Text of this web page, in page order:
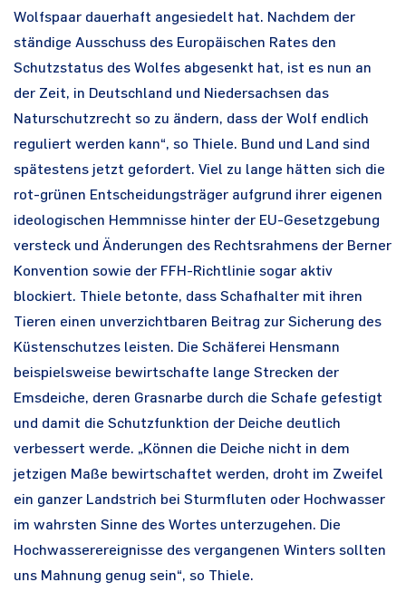
Wolfspaar dauerhaft angesiedelt hat. Nachdem der
ständige Ausschuss des Europäischen Rates den
Schutzstatus des Wolfes abgesenkt hat, ist es nun an
der Zeit, in Deutschland und Niedersachsen das
Naturschutzrecht so zu ändern, dass der Wolf endlich
reguliert werden kann“, so Thiele. Bund und Land sind
spätestens jetzt gefordert. Viel zu lange hätten sich die
rot-grünen Entscheidungsträger aufgrund ihrer eigenen
ideologischen Hemmnisse hinter der EU-Gesetzgebung
versteck und Änderungen des Rechtsrahmens der Berner
Konvention sowie der FFH-Richtlinie sogar aktiv
blockiert. Thiele betonte, dass Schafhalter mit ihren
Tieren einen unverzichtbaren Beitrag zur Sicherung des
Küstenschutzes leisten. Die Schäferei Hensmann
beispielsweise bewirtschafte lange Strecken der
Emsdeiche, deren Grasnarbe durch die Schafe gefestigt
und damit die Schutzfunktion der Deiche deutlich
verbessert werde. „Können die Deiche nicht in dem
jetzigen Maße bewirtschaftet werden, droht im Zweifel
ein ganzer Landstrich bei Sturmfluten oder Hochwasser
im wahrsten Sinne des Wortes unterzugehen. Die
Hochwasserereignisse des vergangenen Winters sollten
uns Mahnung genug sein“, so Thiele.